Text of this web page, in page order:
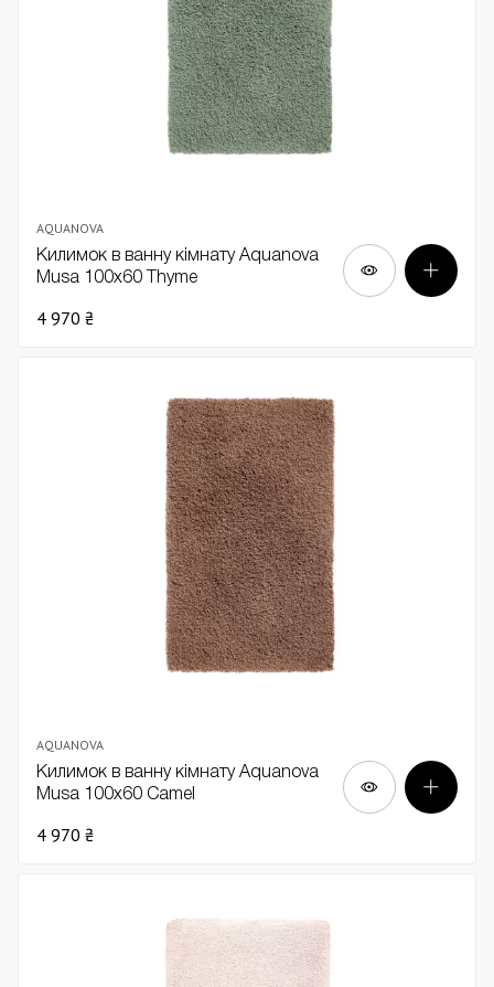
AQUANOVA
Килимок в ванну кімнату Aquanova
Musa 100х60 Thyme
4 970 ₴
AQUANOVA
Килимок в ванну кімнату Aquanova
Musa 100х60 Camel
4 970 ₴